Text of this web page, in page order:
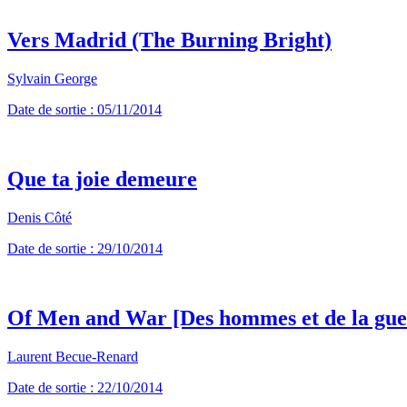
Vers Madrid (The Burning Bright)
Sylvain George
Date de sortie : 05/11/2014
Que ta joie demeure
Denis Côté
Date de sortie : 29/10/2014
Of Men and War [Des hommes et de la
Laurent Becue-Renard
Date de sortie : 22/10/2014